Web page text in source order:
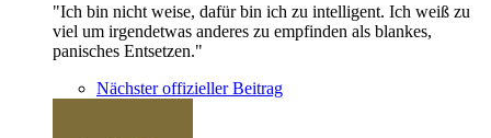
"Ich bin nicht weise, dafür bin ich zu intelligent. Ich weiß zu
viel um irgendetwas anderes zu empfinden als blankes,
panisches Entsetzen."
Nächster offizieller Beitrag